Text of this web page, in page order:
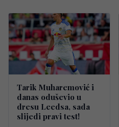
Tarik Muharemović i
danas oduševio u
dresu Leedsa, sada
slijedi pravi test!